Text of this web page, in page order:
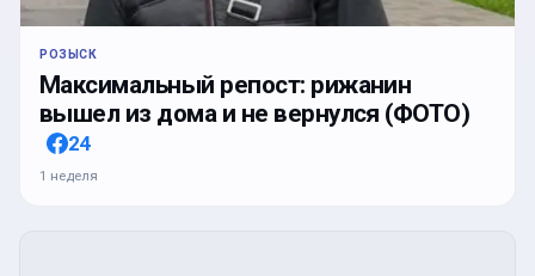
РОЗЫСК
Максимальный репост: рижанин
вышел из дома и не вернулся (ФОТО)
24
1 неделя